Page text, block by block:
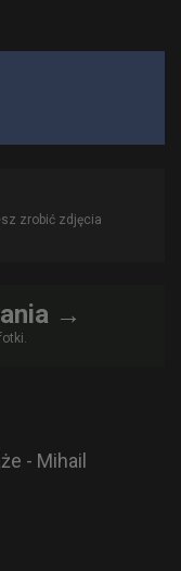
zrobić zdjęcia
→
- Mihail